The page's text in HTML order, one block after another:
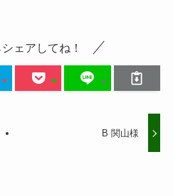
ェアしてね！
B 関山様